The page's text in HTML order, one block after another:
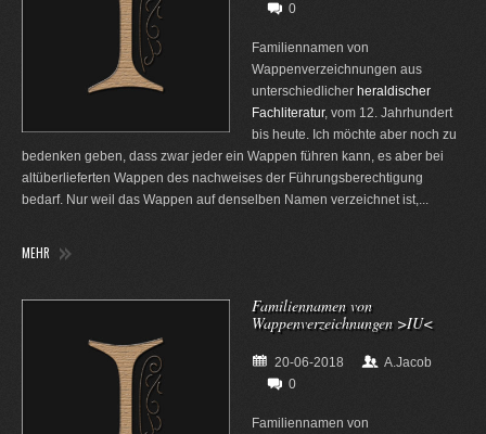
0
Familiennamen von
Wappenverzeichnungen aus
unterschiedlicher heraldischer
Fachliteratur, vom 12. Jahrhundert
bis heute. Ich möchte aber noch zu
bedenken geben, dass zwar jeder ein Wappen führen kann, es aber bei
altüberlieferten Wappen des nachweises der Führungsberechtigung
bedarf. Nur weil das Wappen auf denselben Namen verzeichnet ist,...
MEHR
Familiennamen von
Wappenverzeichnungen >IU<
20-06-2018
A.Jacob
0
Familiennamen von